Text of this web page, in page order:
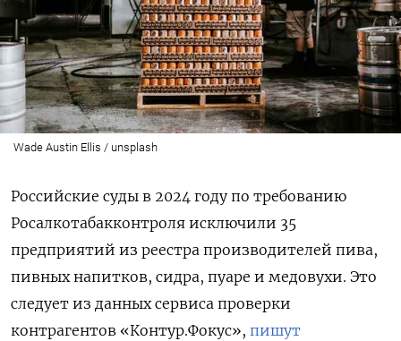
Wade Austin Ellis / unsplash
Российские суды в 2024 году по требованию
Росалкотабакконтроля исключили 35
предприятий из реестра производителей пива,
пивных напитков, сидра, пуаре и медовухи. Это
следует из данных сервиса проверки
контрагентов «Контур.Фокус», пишут